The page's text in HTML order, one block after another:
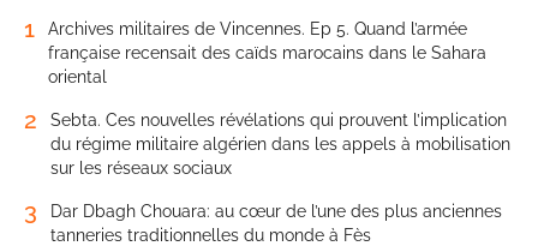
1
Archives militaires de Vincennes. Ep 5. Quand l’armée
française recensait des caïds marocains dans le Sahara
oriental
2
Sebta. Ces nouvelles révélations qui prouvent l’implication
du régime militaire algérien dans les appels à mobilisation
sur les réseaux sociaux
3
Dar Dbagh Chouara: au cœur de l’une des plus anciennes
tanneries traditionnelles du monde à Fès